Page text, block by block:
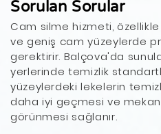
Sorulan Sorular
Cam silme hizmeti,
ve geniş cam yüzeylerde
gerektirir. Balçova'da
yerlerinde temizlik
yüzeylerdeki lekelerin
daha iyi geçmesi ve
görünmesi sağlanır.